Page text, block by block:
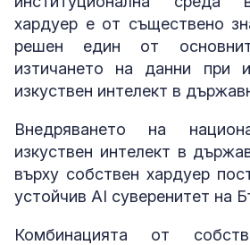
хардуер е от съществено
решен един от
изтичането на данни при
изкуствен интелект в
Внедряването на
изкуствен интелект в
върху собствен хардуер
устойчив AI суверенитет на
Комбинацията от